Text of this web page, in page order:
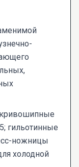
кривошипные
гильотинные
ножницы
холодной